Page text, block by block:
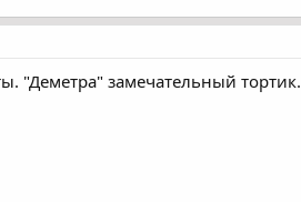
"Деметра" замечательный тортик.